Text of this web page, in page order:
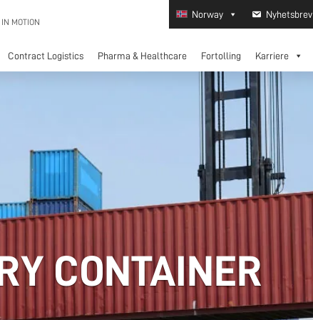
MOTION
Norway Nyhetsbrev
Contract Logistics Pharma & Healthcare Fortolling Karriere
CONTAINER